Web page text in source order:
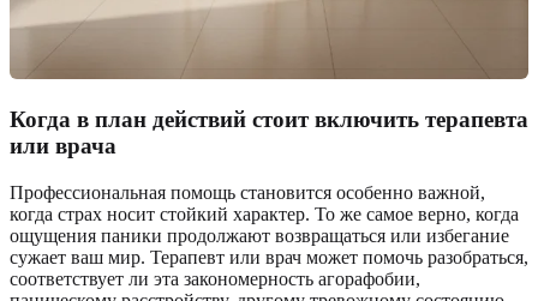
Когда в план действий стоит включить терапевта
или врача
Профессиональная помощь становится особенно важной,
когда страх носит стойкий характер. То же самое верно, когда
ощущения паники продолжают возвращаться или избегание
сужает ваш мир. Терапевт или врач может помочь разобраться,
соответствует ли эта закономерность агорафобии,